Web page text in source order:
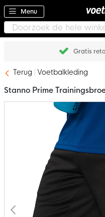
Menu
Gratis
Terug Voetbalkleding
Stanno Prime